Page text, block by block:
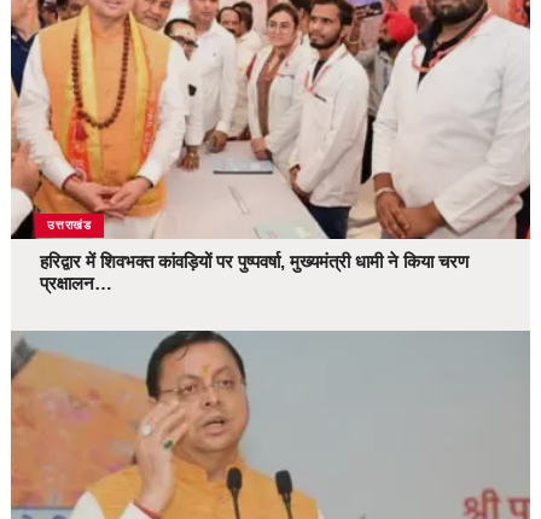
उत्तराखंड
हरिद्वार में शिवभक्त कांवड़ियों पर पुष्पवर्षा, मुख्यमंत्री धामी ने किया चरण
प्रक्षालन…